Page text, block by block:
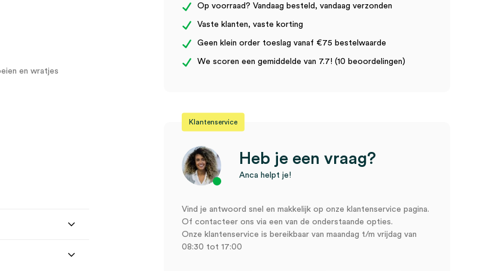
en wratjes
Op voorraad? Vandaag besteld, vandaag verzonden
Vaste klanten, vaste korting
Geen klein order toeslag vanaf €75 bestelwaarde
We scoren een gemiddelde van 7.7! (10 beoordelingen)
Klantenservice
Heb je een vraag?
Anca helpt je!
Vind je antwoord snel en makkelijk op onze klantenservice pagina.
Of contacteer ons via een van de onderstaande opties.
Onze klantenservice is bereikbaar van maandag t/m vrijdag van
08:30 tot 17:00